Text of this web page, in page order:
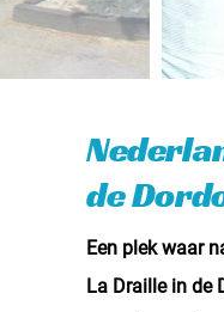
de
Een plek waar
La Draille in de